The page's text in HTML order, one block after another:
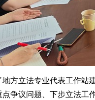
立法专业代表工作站
争议问题、下步立法工